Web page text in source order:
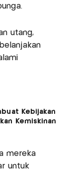
utang,
Kebijakan
Kemiskinan
mereka
untuk